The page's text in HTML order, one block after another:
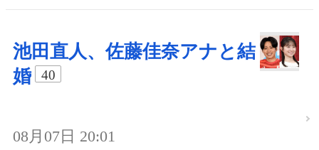
池田直人、佐藤佳奈アナと結
婚
40
08月07日 20:01